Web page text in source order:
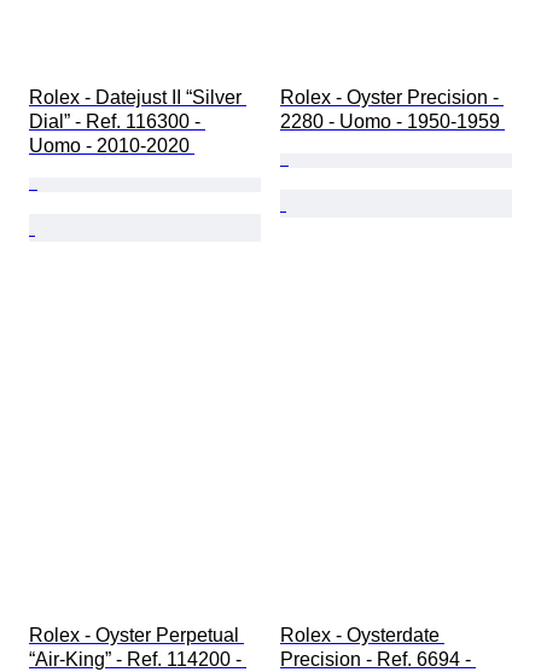
Rolex - Datejust II “Silver
Dial” - Ref. 116300 -
Uomo - 2010-2020
Rolex - Oyster Precision -
2280 - Uomo - 1950-1959
Rolex - Oyster Perpetual
“Air-King” - Ref. 114200 -
Rolex - Oysterdate
Precision - Ref. 6694 -